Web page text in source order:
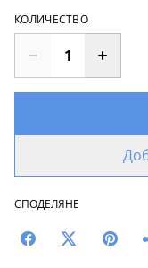
КОЛИЧЕСТВО
СПОДЕЛЯНЕ